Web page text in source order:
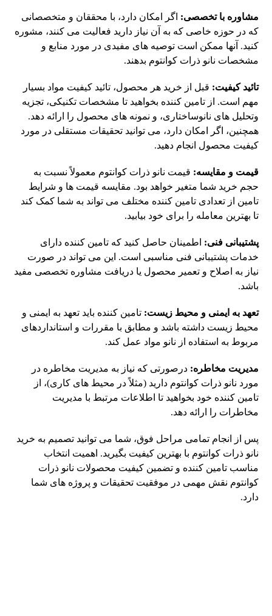
مشاوره با تخصصی: اگر امکان دارد، با محققان و متخصصانی
که در حوزه خاصی که به آن نیاز دارید فعالیت می کنند، مشوره
کنید. آنها ممکن است توصیه های مفیدی در مورد منابع و
مشخصات نانو ذرات کوانتوم بدهند.
تائید کیفیت: قبل از خرید هر محصول، تائید کیفیت مواد بسیار
مهم است. از تامین کننده بخواهید تا مشخصات تکنیکی، تجزیه
وتحلیل های نانوساختاری، و نمونه های محصول را ارائه دهد.
همچنین، اگر امکان دارد، می توانید تحقیقات مستقلی در مورد
کیفیت محصول انجام دهید.
قیمت و مقایسه: قیمت نانو ذرات کوانتوم معمولاً نسبت به
حجم خرید شما متغیر خواهد بود. مقایسه قیمت ها و شرایط
تامین از تعدادی تامین کننده مختلف می تواند به شما کمک کند
تا بهترین معامله را برای خود بیابید.
پشتیبانی فنی: اطمینان حاصل کنید که تامین کننده دارای
خدمات پشتیبانی فنی مناسبی است. این می تواند در صورت
نیاز به اصلاح و تعمیر محصول یا دریافت مشاوره تخصصی مفید
باشد.
تعهد به ایمنی و محیط زیست: تامین کننده باید تعهد به ایمنی و
محیط زیست داشته باشد و مطابق با مقررات و استانداردهای
مربوط به استفاده از نانو مواد عمل کند.
مدیریت مخاطره: درصورتی که نیاز به مدیریت مخاطره در
مورد نانو ذرات کوانتوم دارید (مثلاً در محیط های کاری)، از
تامین کننده خود بخواهید تا اطلاعات مرتبط با مدیریت
مخاطرات را ارائه دهد.
پس از انجام تمامی مراحل فوق، شما می توانید تصمیم به خرید
نانو ذرات کوانتوم با بهترین کیفیت بگیرید. اهمیت انتخاب
مناسب تامین کننده و تضمین کیفیت محصولات نانو ذرات
کوانتوم نقش مهمی در موفقیت تحقیقات و پروژه های شما
دارد.